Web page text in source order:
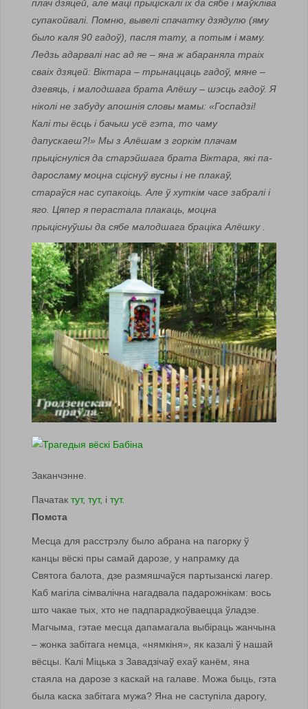
плач дзяцей, але маці прыціскалі іх да сябе і маўкліва
супакойвалі. Помню, вывелі спачатку дзядулю (яму
было каля 90 гадоў), пасля тату, а потым і маму.
Ледзь адарвалі нас ад яе – яна ж абараняла траіх
сваіх дзяцей: Віктара – трынаццаць гадоў, мяне –
дзевяць, і малодшага брата Алёшу – шэсць гадоў. Я
ніколі не забуду апошнія словы мамы: «Госпадзі!
Калі ты ёсць і бачыш усё гэта, то чаму
дапускаеш?!» Мы з Алёшам з горкім плачам
прыціснуліся да старэйшага брата Віктара, які па-
даросламу моцна сціснуў вусны і не плакаў,
стараўся нас супакоіць. Але ў хуткім часе забралі і
яго. Цяпер я перастала плакаць, моцна
прыціснуўшы да сябе малодшага браціка Алёшку .
Заканчэнне.
Пачатак тут, тут, і тут.
Помста
Месца для расстрэлу было абрана на пагорку ў
канцы вёскі пры самай дарозе, у напрамку да
Святога балота, дзе размяшчаўся партызанскі лагер.
Каб магіла сімвалічна нагадвала падарожнікам: вось
што чакае тых, хто не падпарадкоўваецца ўладзе.
Магчыма, гэтае месца дапамагала выбіраць жанчына
– жонка забітага немца, «нямкіня», як казалі ў нашай
вёсцы. Калі Міцька з Завадзічаў ехаў канём, яна
стаяла на дарозе з каскай на галаве. Можа быць, гэта
была каска забітага мужа? Яна не саступіла дарогу,